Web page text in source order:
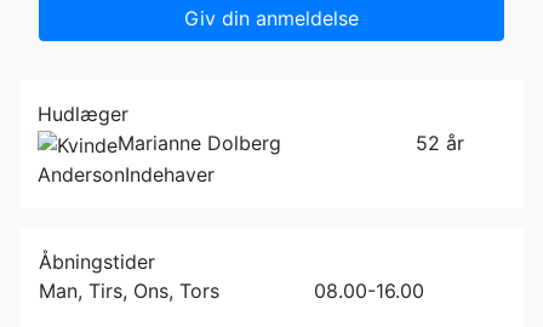
Giv din anmeldelse
Hudlæger
Marianne Dolberg
AndersonIndehaver
52 år
Åbningstider
Man, Tirs, Ons, Tors
08.00-16.00